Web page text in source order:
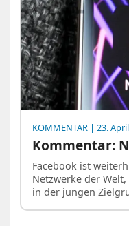
KOMMENTAR | 23.
Kommentar:
Facebook ist
Netzwerke der
in der jungen